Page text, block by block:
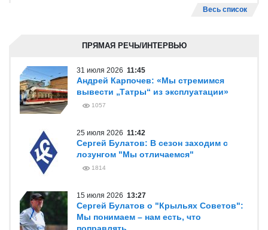
Весь список
ПРЯМАЯ РЕЧЬ/ИНТЕРВЬЮ
31 июля 2026 11:45
Андрей Карпочев: «Мы стремимся
вывести „Татры“ из эксплуатации»
1057
25 июля 2026 11:42
Сергей Булатов: В сезон заходим с
лозунгом "Мы отличаемся"
1814
15 июля 2026 13:27
Сергей Булатов о "Крыльях Советов":
Мы понимаем – нам есть, что